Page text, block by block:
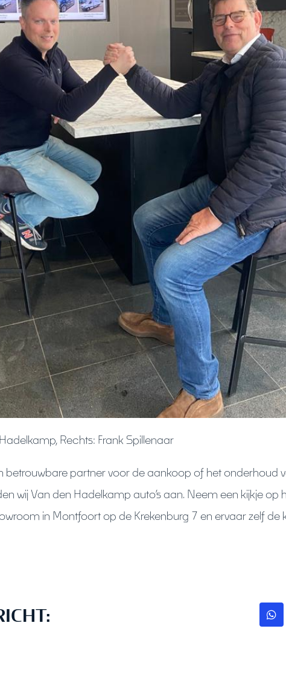
Rechts: Frank Spillenaar
betrouwbare partner voor de aankoop of het onderhoud
wij Van den Hadelkamp auto’s aan. Neem een kijkje op
in Montfoort op de Krekenburg 7 en ervaar zelf de